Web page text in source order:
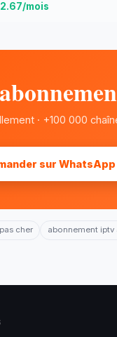
mois
· +100 000
sur WhatsApp
cher abonnement iptv